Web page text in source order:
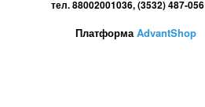
тел. 88002001036, (3532) 487-056
ПлатформаAdvantShop